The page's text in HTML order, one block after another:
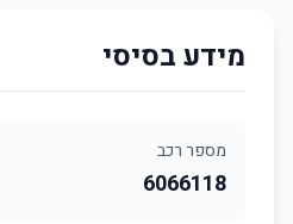
מידע בסיסי
מספר רכב
6066118